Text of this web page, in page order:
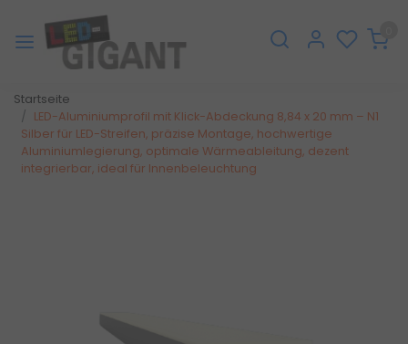
Startseite
LED-Aluminiumprofil mit Klick-Abdeckung 8,84 x 20 mm – N1
Silber für LED-Streifen, präzise Montage, hochwertige
Aluminiumlegierung, optimale Wärmeableitung, dezent
integrierbar, ideal für Innenbeleuchtung